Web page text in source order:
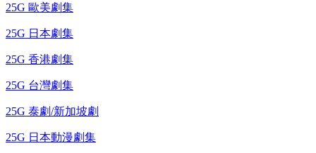
25G 歐美劇集
25G 日本劇集
25G 香港劇集
25G 台灣劇集
25G 泰劇/新加坡劇
25G 日本動漫劇集